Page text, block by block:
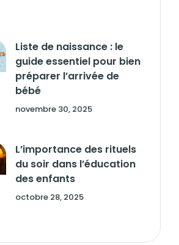
Liste de naissance : le
guide essentiel pour bien
préparer l’arrivée de
bébé
novembre 30, 2025
L’importance des rituels
du soir dans l’éducation
des enfants
octobre 28, 2025